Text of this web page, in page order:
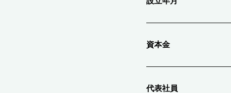
資本金
代表社員